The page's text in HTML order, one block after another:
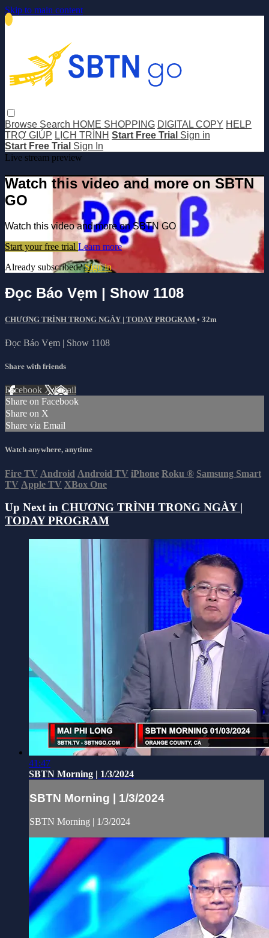
Skip to main content
Browse Search HOME SHOPPING DIGITAL COPY HELP
TRỢ GIÚP LỊCH TRÌNH Start Free Trial Sign in
Start Free Trial Sign In
Live stream preview
Watch this video and more on SBTN
GO
Watch this video and more on SBTN GO
Start your free trial Learn more
Already subscribed?Sign in
Đọc Báo Vẹm | Show 1108
CHƯƠNG TRÌNH TRONG NGÀY | TODAY PROGRAM • 32m
Đọc Báo Vẹm | Show 1108
Share with friends
Facebook XEmail
Share on Facebook
Share on X
Share via Email
Watch anywhere, anytime
Fire TV Android Android TV iPhone Roku ® Samsung Smart
TV Apple TV XBox One
Up Next in CHƯƠNG TRÌNH TRONG NGÀY |
TODAY PROGRAM
41:47
SBTN Morning | 1/3/2024
SBTN Morning | 1/3/2024
SBTN Morning | 1/3/2024